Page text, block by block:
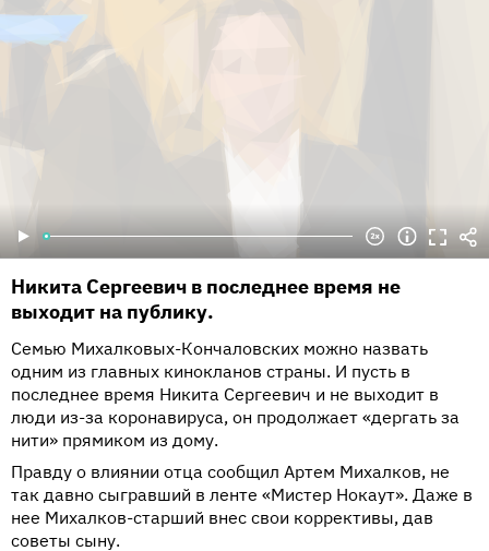
Никита Сергеевич в последнее время не
выходит на публику.
Семью Михалковых-Кончаловских можно назвать
одним из главных кинокланов страны. И пусть в
последнее время Никита Сергеевич и не выходит в
люди из-за коронавируса, он продолжает «дергать за
нити» прямиком из дому.
Правду о влиянии отца сообщил Артем Михалков, не
так давно сыгравший в ленте «Мистер Нокаут». Даже в
нее Михалков-старший внес свои коррективы, дав
советы сыну.